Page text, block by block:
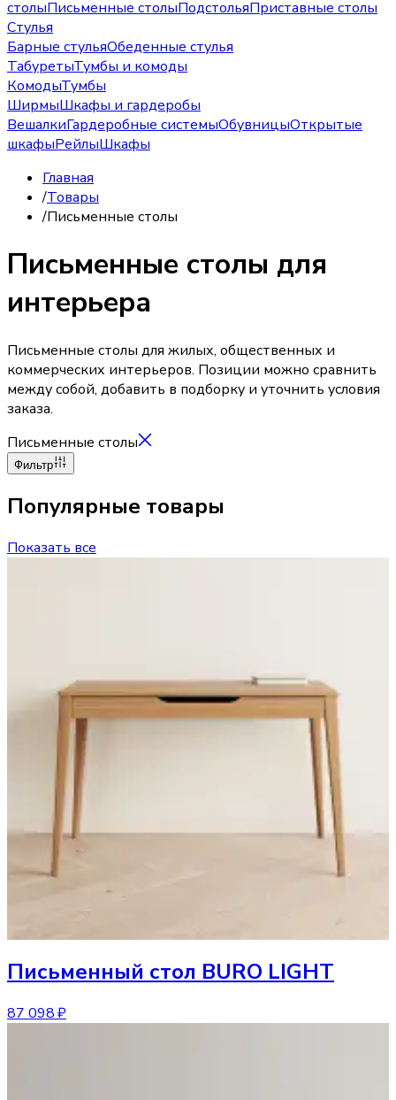
столыПисьменные столыПодстольяПриставные столы
Стулья
Барные стульяОбеденные стулья
ТабуретыТумбы и комоды
КомодыТумбы
ШирмыШкафы и гардеробы
ВешалкиГардеробные системыОбувницыОткрытые
шкафыРейлыШкафы
Главная
/Товары
/Письменные столы
Письменные столы для
интерьера
Письменные столы для жилых, общественных и
коммерческих интерьеров. Позиции можно сравнить
между собой, добавить в подборку и уточнить условия
заказа.
Письменные столы
Фильтр
Популярные товары
Показать все
Письменный стол BURO LIGHT
87 098 ₽